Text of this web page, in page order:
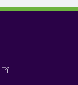
(Open